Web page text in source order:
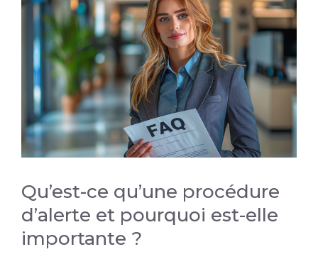
Qu’est-ce qu’une procédure
d’alerte et pourquoi est-elle
importante ?